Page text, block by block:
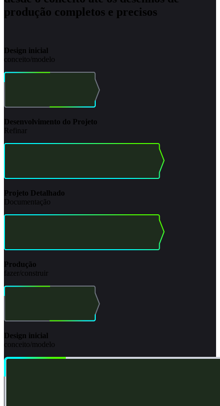
produção completos e precisos
Design inicial
conceito/modelo
Desenvolvimento do Projeto
Refinar
Projeto Detalhado
Documentação
Produção
fazer/construir
Design inicial
conceito/modelo